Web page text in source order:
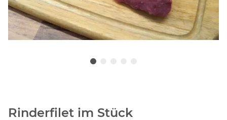
Rinderfilet im Stück